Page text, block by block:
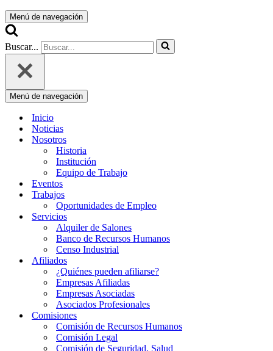
Menú de navegación
Buscar...
Menú de navegación
Inicio
Noticias
Nosotros
Historia
Institución
Equipo de Trabajo
Eventos
Trabajos
Oportunidades de Empleo
Servicios
Alquiler de Salones
Banco de Recursos Humanos
Censo Industrial
Afiliados
¿Quiénes pueden afiliarse?
Empresas Afiliadas
Empresas Asociadas
Asociados Profesionales
Comisiones
Comisión de Recursos Humanos
Comisión Legal
Comisión de Seguridad, Salud